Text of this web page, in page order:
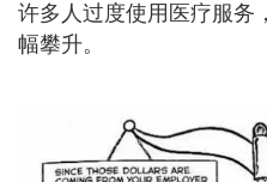
许多人过度使用医疗服务
幅攀升。